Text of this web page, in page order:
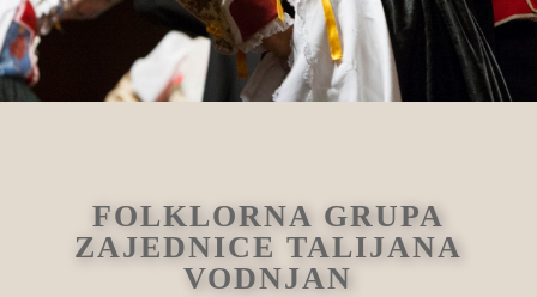
FOLKLORNA GRUPA
ZAJEDNICE TALIJANA
VODNJAN